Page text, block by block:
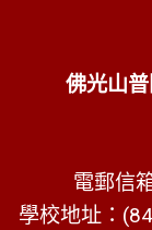
佛光山
電郵信
學校地址：